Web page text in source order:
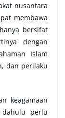
nusantara
membawa
bersifat
dengan
Islam
dan perilaku
keagamaan
dahulu perlu